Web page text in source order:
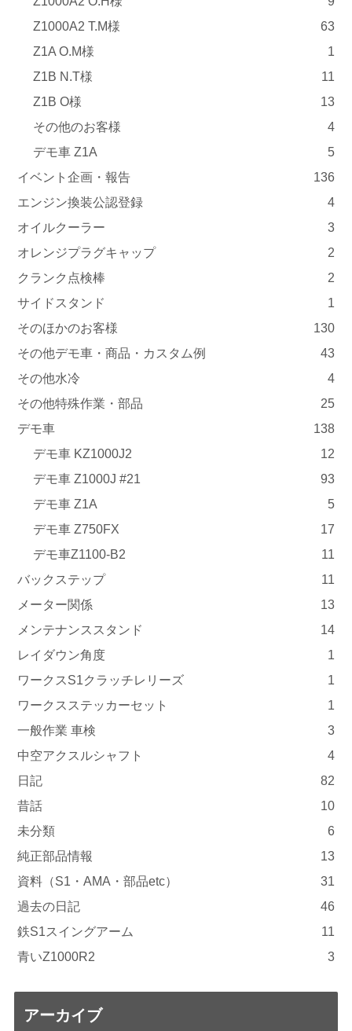
Z1000A2 T.M様
63
Z1A O.M様
1
Z1B N.T様
11
Z1B O様
13
その他のお客様
4
デモ車 Z1A
5
イベント企画・報告
136
エンジン換装公認登録
4
オイルクーラー
3
オレンジプラグキャップ
2
クランク点検棒
2
サイドスタンド
1
そのほかのお客様
130
その他デモ車・商品・カスタム例
43
その他水冷
4
その他特殊作業・部品
25
デモ車
138
デモ車 KZ1000J2
12
デモ車 Z1000J #21
93
デモ車 Z1A
5
デモ車 Z750FX
17
デモ車Z1100-B2
11
バックステップ
11
メーター関係
13
メンテナンススタンド
14
レイダウン角度
1
ワークスS1クラッチレリーズ
1
ワークスステッカーセット
1
一般作業 車検
3
中空アクスルシャフト
4
日記
82
昔話
10
未分類
6
純正部品情報
13
資料（S1・AMA・部品etc）
31
過去の日記
46
鉄S1スイングアーム
11
青いZ1000R2
3
アーカイブ